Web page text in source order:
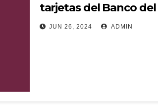
tarjetas del Banco
JUN 26, 2024 ADMIN